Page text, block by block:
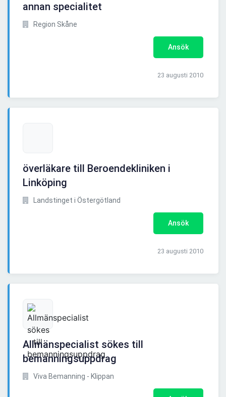
annan specialitet
Region Skåne
Ansök
23 augusti 2010
överläkare till Beroendekliniken i
Linköping
Landstinget i Östergötland
Ansök
23 augusti 2010
Allmänspecialist sökes till
bemanningsuppdrag
Viva Bemanning - Klippan